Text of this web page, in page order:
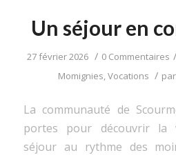
Un séjour en
27 février 2026 / 0 Commentaires /
Momignies,Vocations /
La communauté de
portes pour découvrir la
séjour au rythme des